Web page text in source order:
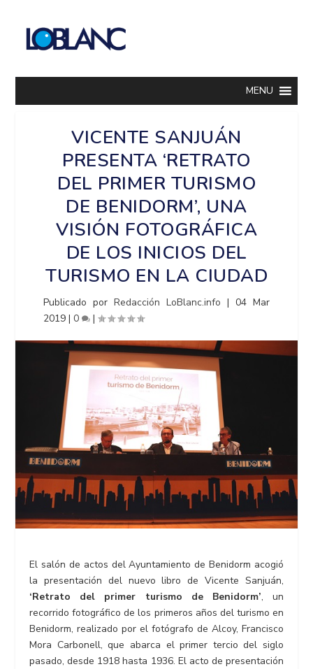
MENU
VICENTE SANJUÁN
PRESENTA ‘RETRATO
DEL PRIMER TURISMO
DE BENIDORM’, UNA
VISIÓN FOTOGRÁFICA
DE LOS INICIOS DEL
TURISMO EN LA CIUDAD
Publicado porRedacción LoBlanc.info | 04 Mar
2019 |0 |
El salón de actos del Ayuntamiento de Benidorm acogió
la presentación del nuevo libro de Vicente Sanjuán,
‘Retrato del primer turismo de Benidorm’, un
recorrido fotográfico de los primeros años del turismo en
Benidorm, realizado por el fotógrafo de Alcoy, Francisco
Mora Carbonell, que abarca el primer tercio del siglo
pasado, desde 1918 hasta 1936. El acto de presentación